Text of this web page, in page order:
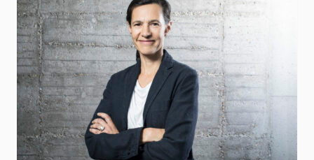
Personenverzeichnis
Fachbereichskalender
Downloads
Kontakt